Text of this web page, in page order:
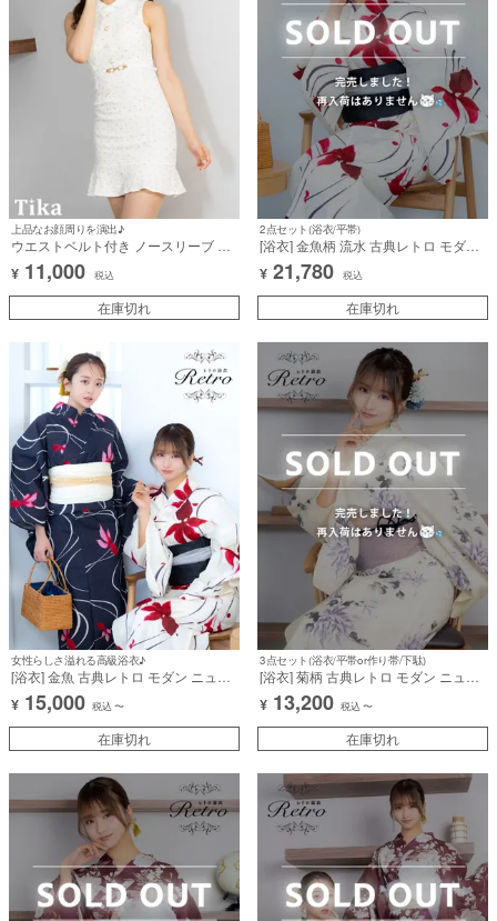
上品なお顔周りを演出♪
ウエストベルト付き ノースリーブ 襟
付き 総レース ドット柄 ラメ 裾フリル
胸元カバー タイトミニドレス (Sサイ
ズ～Lサイズ) (森脇梨々夏/キャバドレ
¥ 11,000 税込
在庫切れ
2点セット(浴衣/平帯)
[浴衣] 金魚柄 流水 古典レトロ モダン
赤 クリーム地 2点セット (森脇梨々夏
着用) [tk-yk20248-6ex31b]
¥ 21,780 税込
在庫切れ
女性らしさ溢れる高級浴衣♪
[浴衣] 金魚 古典レトロ モダン ニュア
ンス 紺色 ベージュ 赤 3点セット (み
りちゃむ/森脇梨々夏着用) [tk-ykrt25-
pea]
¥ 15,000 税込〜
在庫切れ
3点セット(浴衣/平帯or作り帯/下駄)
[浴衣] 菊柄 古典レトロ モダン ニュア
ンス ベージュ 薄紫 パープル 3点セッ
ト (森脇梨々夏着用) [tk-ykrt25-ec31]
¥ 13,200 税込〜
在庫切れ